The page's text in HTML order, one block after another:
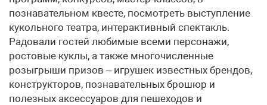
познавательном квесте, посмотреть выступление
кукольного театра, интерактивный спектакль.
Радовали гостей любимые всеми персонажи,
ростовые куклы, а также многочисленные
розыгрыши призов – игрушек известных брендов,
конструкторов, познавательных брошюр и
полезных аксессуаров для пешеходов и